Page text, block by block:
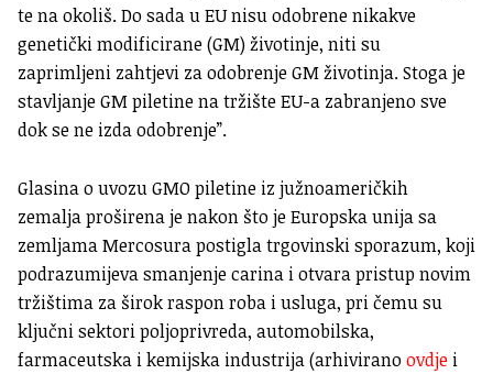
te na okoliš. Do sada u EU nisu odobrene nikakve
genetički modificirane (GM) životinje, niti su
zaprimljeni zahtjevi za odobrenje GM životinja. Stoga je
stavljanje GM piletine na tržište EU-a zabranjeno sve
dok se ne izda odobrenje”.
Glasina o uvozu GMO piletine iz južnoameričkih
zemalja proširena je nakon što je Europska unija sa
zemljama Mercosura postigla trgovinski sporazum, koji
podrazumijeva smanjenje carina i otvara pristup novim
tržištima za širok raspon roba i usluga, pri čemu su
ključni sektori poljoprivreda, automobilska,
farmaceutska i kemijska industrija (arhiviranoovdje i